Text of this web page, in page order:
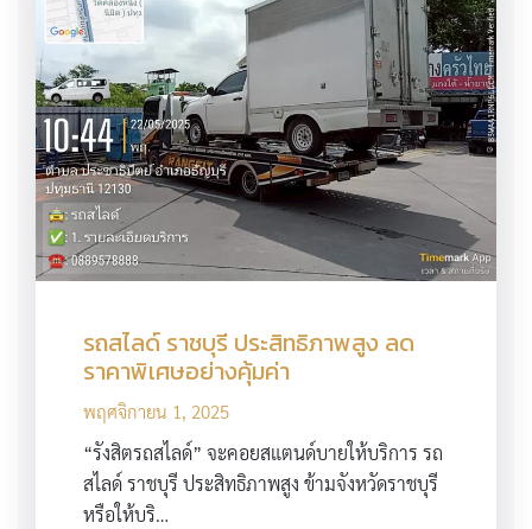
รถสไลด์ ราชบุรี ประสิทธิภาพสูง ลด
ราคาพิเศษอย่างคุ้มค่า
พฤศจิกายน 1, 2025
“รังสิตรถสไลด์” จะคอยสแตนด์บายให้บริการ รถ
สไลด์ ราชบุรี ประสิทธิภาพสูง ข้ามจังหวัดราชบุรี
หรือให้บริ…